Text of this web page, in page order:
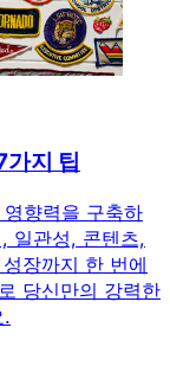
가지 팁
향력을 구축하
일관성, 콘텐츠,
장까지 한 번에
당신만의 강력한
.